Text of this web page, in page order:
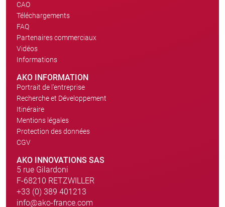
CAO
Téléchargements
FAQ
Partenaires commerciaux
Vidéos
Informations
AKO INFORMATION
Portrait de l'entreprise
Recherche et Développement
Itinéraire
Mentions légales
Protection des données
CGV
AKO INNOVATIONS SAS
5 rue Gilardoni
F-68210 RETZWILLER
+33 (0) 389 401213
info@ako-france.com